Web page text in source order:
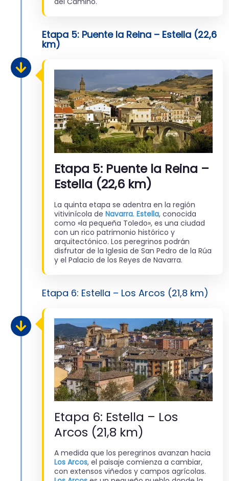
Etapa 5: Puente la Reina – Estella (22,6
km)
Etapa 5: Puente la Reina –
Estella (22,6 km)
La quinta etapa se adentra en la región
vitivinícola de Navarra. Estella, conocida
como «la pequeña Toledo», es una ciudad
con un rico patrimonio histórico y
arquitectónico. Los peregrinos podrán
disfrutar de la Iglesia de San Pedro de la Rúa
y el Palacio de los Reyes de Navarra.
Etapa 6: Estella – Los Arcos (21,8 km)
Etapa 6: Estella – Los
Arcos (21,8 km)
A medida que los peregrinos avanzan hacia
Los Arcos, el paisaje comienza a cambiar,
con extensos viñedos y campos agrícolas.